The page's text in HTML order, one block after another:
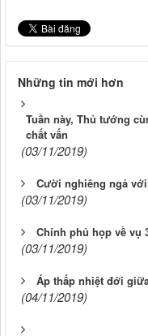
Những tin mới hơn
Tuần này, Thủ tướng
chất vấn
(03/11/2019)
Cười nghiêng ngả
(03/11/2019)
Chính phủ họp về vụ
(03/11/2019)
Áp thấp nhiệt đới
(04/11/2019)